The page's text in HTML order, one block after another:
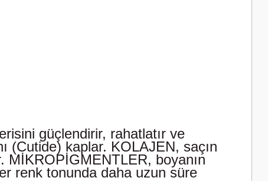
güçlendirir, rahatlatır ve
(Cutide) kaplar. KOLAJEN, saçın
MİKROPİGMENTLER, boyanın
renk tonunda daha uzun süre